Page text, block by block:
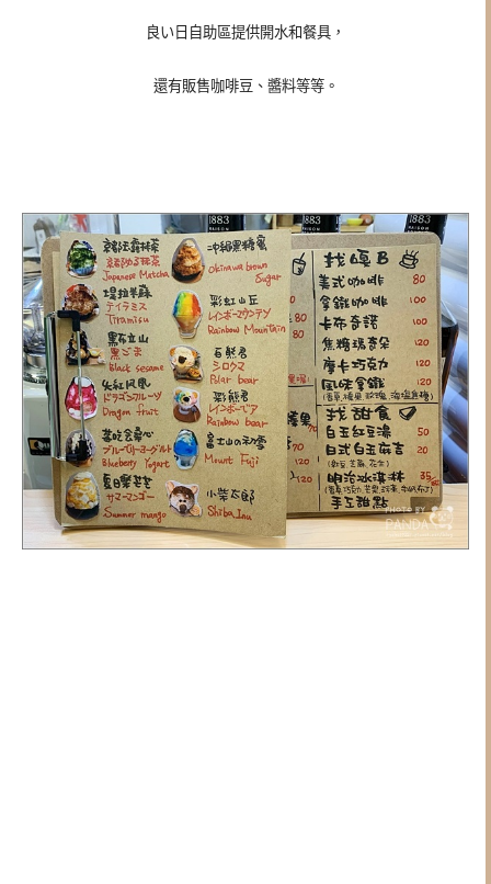
良い日自助區提供開水和餐具，
還有販售咖啡豆、醬料等等。